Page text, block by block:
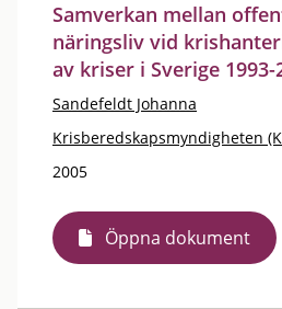
Samverkan mellan
näringsliv vid
av kriser i Sverige 1993-
Sandefeldt Johanna
Krisberedskapsmyndigheten
2005
Öppna dokument